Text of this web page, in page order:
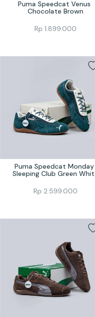
Puma Speedcat Venus
Chocolate Brown
Rp 1.899.000
Puma Speedcat Monday
Sleeping Club Green
Rp 2.599.000